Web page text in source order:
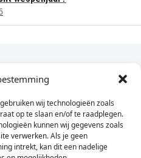
wij technologieën zoals
op te slaan en/of te raadplegen.
kunnen wij gegevens zoals
verwerken. Als je geen
intrekt, kan dit een nadelige
nieuws in je e-mail?